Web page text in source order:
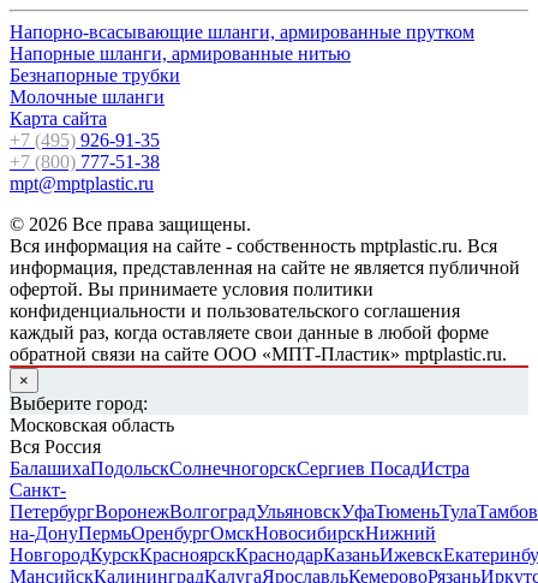
Напорно-всасывающие шланги, армированные прутком
Напорные шланги, армированные нитью
Безнапорные трубки
Молочные шланги
Карта сайта
+7 (495) 926-91-35
+7 (800) 777-51-38
mpt@mptplastic.ru
© 2026 Все права защищены.
Вся информация на сайте - собственность mptplastic.ru. Вся
информация, представленная на сайте не является публичной
офертой. Вы принимаете условия политики
конфиденциальности и пользовательского соглашения
каждый раз, когда оставляете свои данные в любой форме
обратной связи на сайте ООО «МПТ-Пластик» mptplastic.ru.
×
Выберите город:
Московская область
Вся Россия
БалашихаПодольскСолнечногорскСергиев ПосадИстра
Санкт-
ПетербургВоронежВолгоградУльяновскУфаТюменьТулаТамбов
на-ДонуПермьОренбургОмскНовосибирскНижний
НовгородКурскКрасноярскКраснодарКазаньИжевск
МансийскКалининградКалугаЯрославльКемеровоРязань